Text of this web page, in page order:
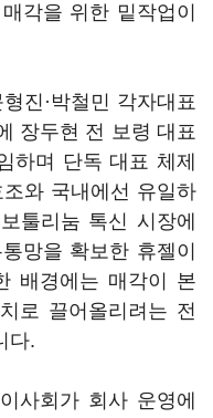
각을 위한 밑작업이
진·박철민 각자대표
장두현 전 보령 대표
하며 단독 대표 체제
와 국내에선 유일하
툴리눔 톡신 시장에
망을 확보한 휴젤이
배경에는 매각이 본
로 끌어올리려는 전
다.
사회가 회사 운영에